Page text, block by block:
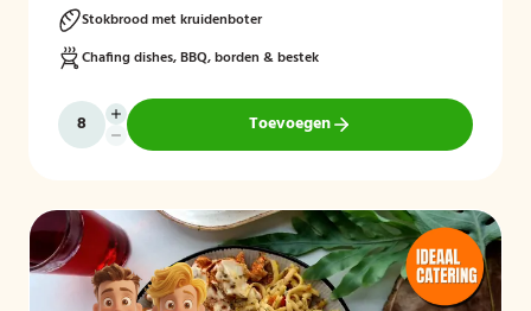
Stokbrood met kruidenboter
Chafing dishes, BBQ, borden & bestek
Toevoegen